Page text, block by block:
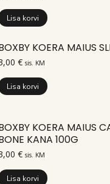
Lisa korvi
KOERA MAIUS
€ sis. KM
Lisa korvi
KOERA MAIUS
KANA 100G
€ sis. KM
Lisa korvi